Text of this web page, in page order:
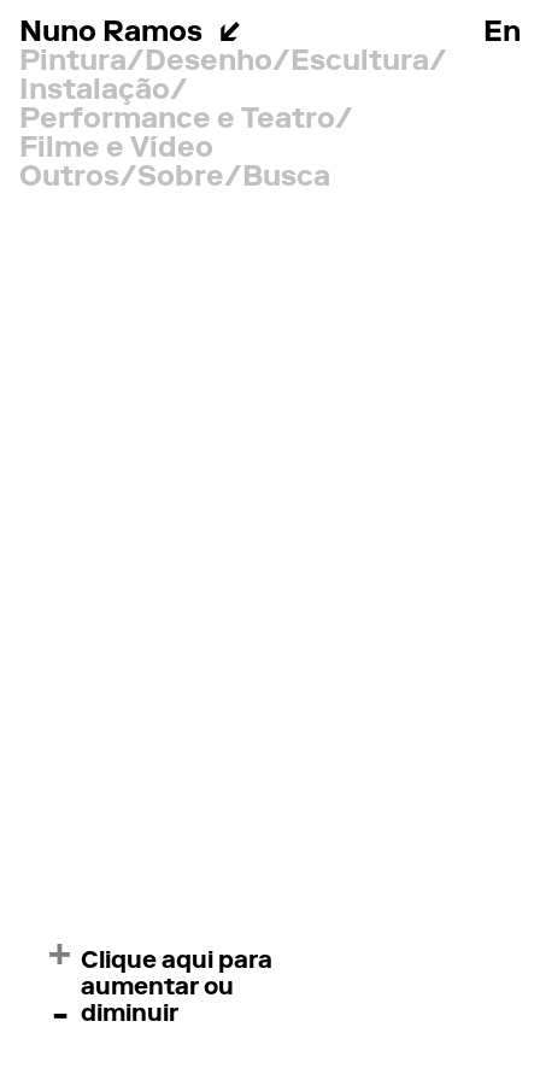
Nuno Ramos
En
Pintura
Desenho
Escultura
Instalação
Performance e Teatro
Filme e Vídeo
Outros
Sobre Busca
+
-
Clique aqui para
aumentar ou
diminuir